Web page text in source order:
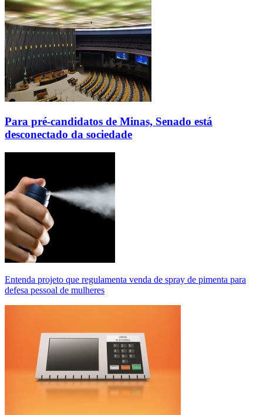
Para pré-candidatos de Minas, Senado está
desconectado da sociedade
Entenda projeto que regulamenta venda de spray de pimenta para
defesa pessoal de mulheres